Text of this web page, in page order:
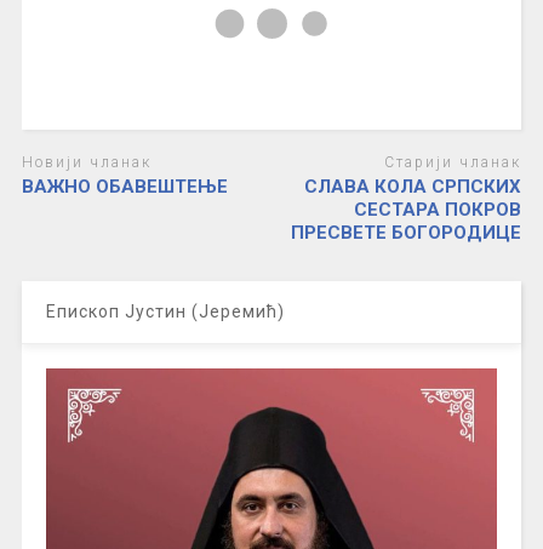
Новији чланак
ВАЖНО ОБАВЕШТЕЊЕ
Старији чланак
СЛАВА КОЛА СРПСКИХ
СЕСТАРА ПОКРОВ
ПРЕСВЕТЕ БОГОРОДИЦЕ
Епископ Јустин (Јеремић)